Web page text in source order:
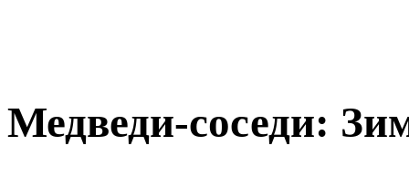
Медведи-соседи: